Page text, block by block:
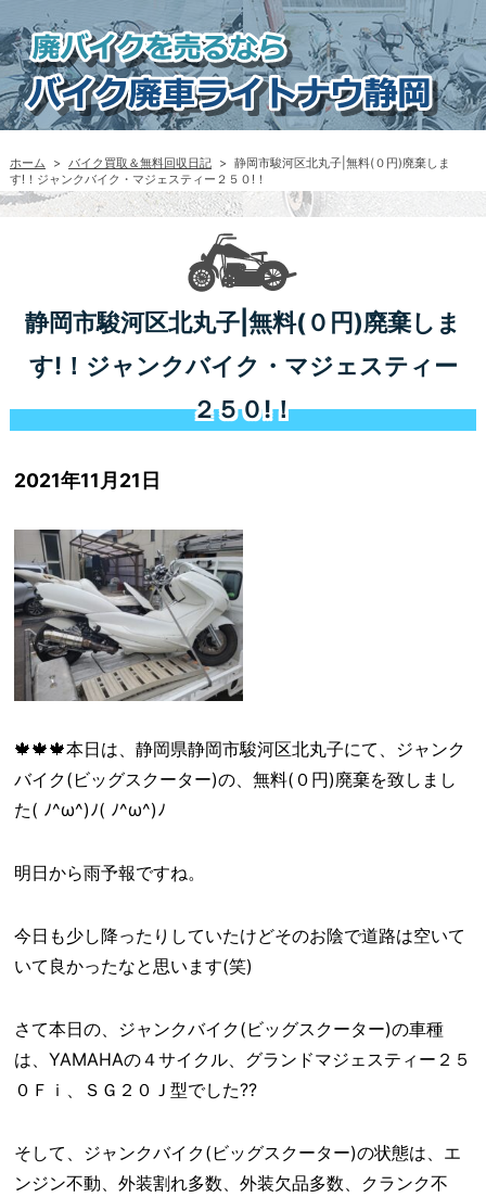
ホーム > バイク買取＆無料回収日記 > 静岡市駿河区北丸子|無料(０円)廃棄しま
す!！ジャンクバイク・マジェスティー２５０!！
静岡市駿河区北丸子|無料(０円)廃棄しま
す!！ジャンクバイク・マジェスティー
２５０!！
2021年11月21日
🍁🍁🍁本日は、静岡県静岡市駿河区北丸子にて、ジャンク
バイク(ビッグスクーター)の、無料(０円)廃棄を致しまし
た( ﾉ^ω^)ﾉ( ﾉ^ω^)ﾉ
明日から雨予報ですね。
今日も少し降ったりしていたけどそのお陰で道路は空いて
いて良かったなと思います(笑)
さて本日の、ジャンクバイク(ビッグスクーター)の車種
は、YAMAHAの４サイクル、グランドマジェスティー２５
０Ｆｉ、ＳＧ２０Ｊ型でした??
そして、ジャンクバイク(ビッグスクーター)の状態は、エ
ンジン不動、外装割れ多数、外装欠品多数、クランク不